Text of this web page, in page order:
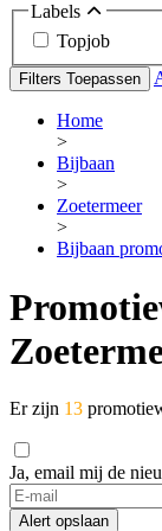
Labels
Topjob
Filters Toepassen
Home
>
Bijbaan
>
Zoetermeer
>
Bijbaan
Er zijn 13
Ja, email mij de
Alert opslaan